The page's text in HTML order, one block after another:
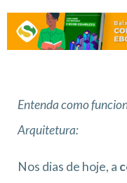
Entenda como
Arquitetura:
Nos dias de hoje, a